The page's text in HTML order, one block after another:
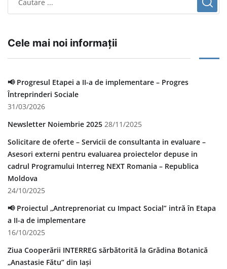
Cele mai noi informații
📢 Progresul Etapei a II-a de implementare – Progres
Întreprinderi Sociale
31/03/2026
Newsletter Noiembrie 2025 28/11/2025
Solicitare de oferte – Servicii de consultanta in evaluare –
Asesori externi pentru evaluarea proiectelor depuse in
cadrul Programului Interreg NEXT Romania – Republica
Moldova
24/10/2025
📢 Proiectul „Antreprenoriat cu Impact Social” intră în Etapa
a II-a de implementare
16/10/2025
Ziua Cooperării INTERREG sărbătorită la Grădina Botanică
„Anastasie Fătu” din Iași